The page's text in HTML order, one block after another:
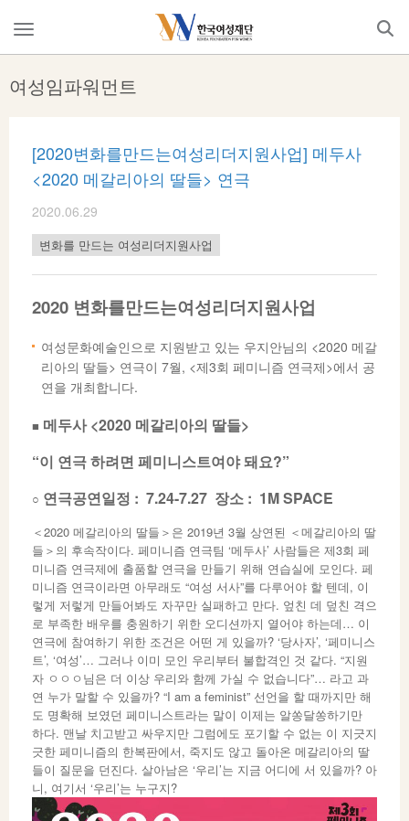
메
뉴
기
여성임파워먼트
[2020변화를만드는여성리더지원사업] 메두사
<2020 메갈리아의 딸들> 연극
2020.06.29
변화를 만드는 여성리더지원사업
2020 변화를만드는여성리더지원사업
여성문화예술인으로 지원받고 있는 우지안님의 <2020 메갈
리아의 딸들> 연극이 7월, <제3회 페미니즘 연극제>에서 공
연을 개최합니다.
■ 메두사<2020 메갈리아의 딸들>
“이 연극 하려면 페미니스트여야 돼요?”
○ 연극공연일정 : 7.24-7.27 장소 : 1M SPACE
＜2020 메갈리아의 딸들＞은 2019년 3월 상연된 ＜메갈리아의 딸
들＞의 후속작이다. 페미니즘 연극팀 ‘메두사’ 사람들은 제3회 페
미니즘 연극제에 출품할 연극을 만들기 위해 연습실에 모인다. 페
미니즘 연극이라면 아무래도 “여성 서사”를 다루어야 할 텐데, 이
렇게 저렇게 만들어봐도 자꾸만 실패하고 만다. 엎친 데 덮친 격으
로 부족한 배우를 충원하기 위한 오디션까지 열어야 하는데… 이
연극에 참여하기 위한 조건은 어떤 게 있을까? ‘당사자’, ‘페미니스
트’, ‘여성’… 그러나 이미 모인 우리부터 불합격인 것 같다. “지원
자 ㅇㅇㅇ님은 더 이상 우리와 함께 가실 수 없습니다”… 라고 과
연 누가 말할 수 있을까? “I am a feminist” 선언을 할 때까지만 해
도 명확해 보였던 페미니스트라는 말이 이제는 알쏭달쏭하기만
하다. 맨날 치고받고 싸우지만 그럼에도 포기할 수 없는 이 지긋지
긋한 페미니즘의 한복판에서, 죽지도 않고 돌아온 메갈리아의 딸
들이 질문을 던진다. 살아남은 ‘우리’는 지금 어디에 서 있을까? 아
니, 여기서 ‘우리’는 누구지?